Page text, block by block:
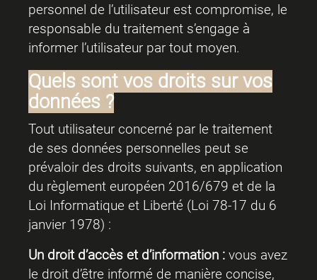
personnel de l’utilisateur est compromise, le
responsable du traitement s’engage à
informer l’utilisateur par tout moyen.
Quels sont vos droits sur vos
données ?
Tout utilisateur concerné par le traitement
de ses données personnelles peut se
prévaloir des droits suivants, en application
du règlement européen 2016/679 et de la
Loi Informatique et Liberté (Loi 78-17 du 6
janvier 1978) :
Un droit d’accès et d’information : vous avez
le droit d’être informé de manière concise,